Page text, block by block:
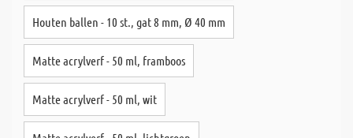
Houten ballen - 10 st., gat 8 mm, Ø 40 mm
Matte acrylverf - 50 ml, framboos
Matte acrylverf - 50 ml, wit